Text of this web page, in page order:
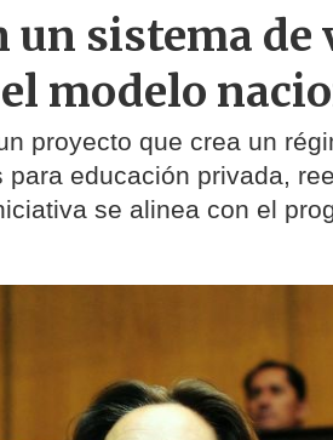
un sistema de
modelo
proyecto que crea un
educación privada,
se alinea con el